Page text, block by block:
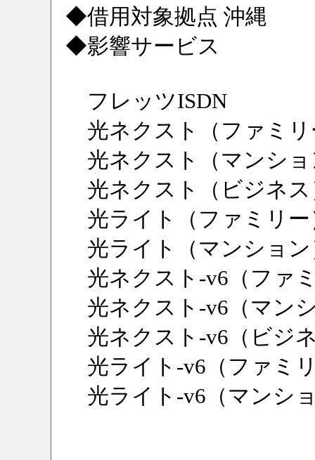
◆借用対象拠点 沖縄
◆影響サービス
フレッツISDN
光ネクスト（ファミリ
光ネクスト（マンショ
光ネクスト（ビジネス
光ライト（ファミリー
光ライト（マンション
光ネクスト-v6（ファ
光ネクスト-v6（マン
光ネクスト-v6（ビジ
光ライト-v6（ファミ
光ライト-v6（マンシ